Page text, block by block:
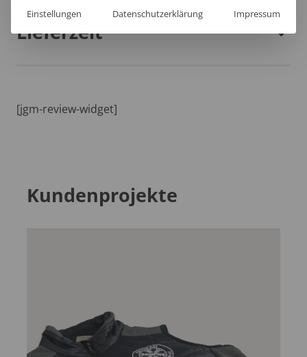
Lieferzeit
[jgm-review-widget]
Kundenprojekte
Einstellungen Datenschutzerklärung Impressum